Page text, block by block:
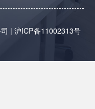
司 |沪ICP备11002313号